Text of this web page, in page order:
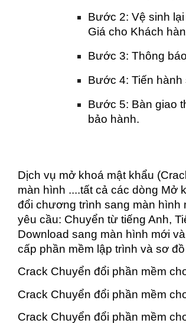
Bước 2: Vệ sinh
Giá cho Khách
Bước 3: Thông
Bước 4: Tiến
Bước 5: Bàn giao
bảo hành.
Dịch vụ mở khoá mật khẩu
màn hình ....tất cả các dòng Mở
đổi chương trình sang màn hình
yêu cầu: Chuyển từ tiếng Anh,
Download sang màn hình mới
cấp phần mềm lập trình và sơ
Crack Chuyển đổi phần mềm
Crack Chuyển đổi phần mềm
Crack Chuyển đổi phần mềm